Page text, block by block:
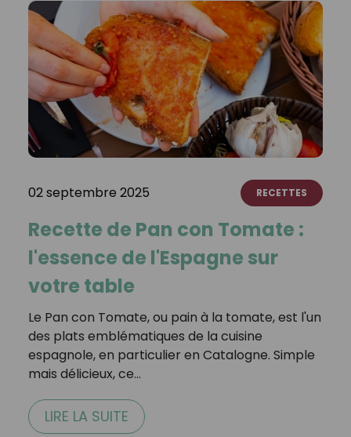
02 septembre 2025 RECETTES
Recette de Pan con Tomate :
l'essence de l'Espagne sur
votre table
Le Pan con Tomate, ou pain à la tomate, est l'un
des plats emblématiques de la cuisine
espagnole, en particulier en Catalogne. Simple
mais délicieux, ce…
LIRE LA SUITE